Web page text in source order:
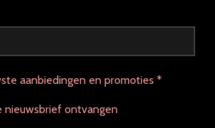
aanbiedingen en promoties *
nieuwsbrief ontvangen